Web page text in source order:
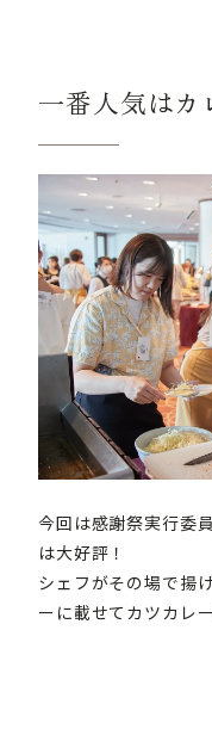
一番人気はカ
今回は感謝祭実行委
は大好評！
シェフがその場で揚
ーに載せてカツカレ